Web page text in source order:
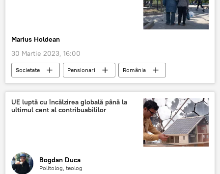
Marius Holdean
30 Martie 2023, 16:00
Societate Pensionari
România
Pensii
UE luptă cu încălzirea globală până la
ultimul cent al contribuabililor
Bogdan Duca
Politolog, teolog